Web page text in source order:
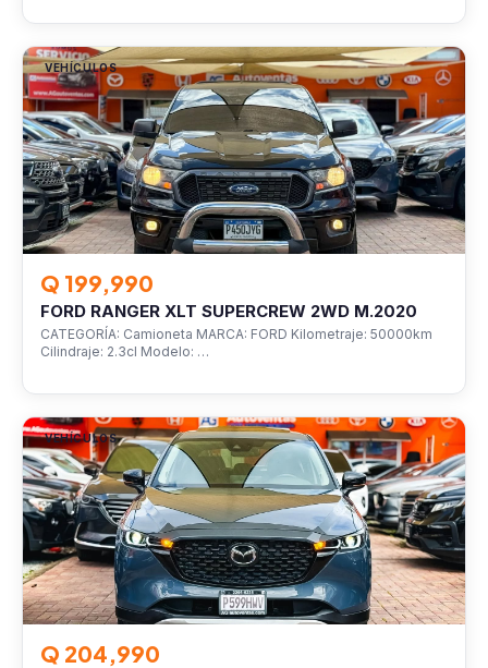
VEHÍCULOS
Q 199,990
FORD RANGER XLT SUPERCREW 2WD M.2020
CATEGORÍA: Camioneta MARCA: FORD Kilometraje: 50000km
Cilindraje: 2.3cl Modelo: …
VEHÍCULOS
Q 204,990